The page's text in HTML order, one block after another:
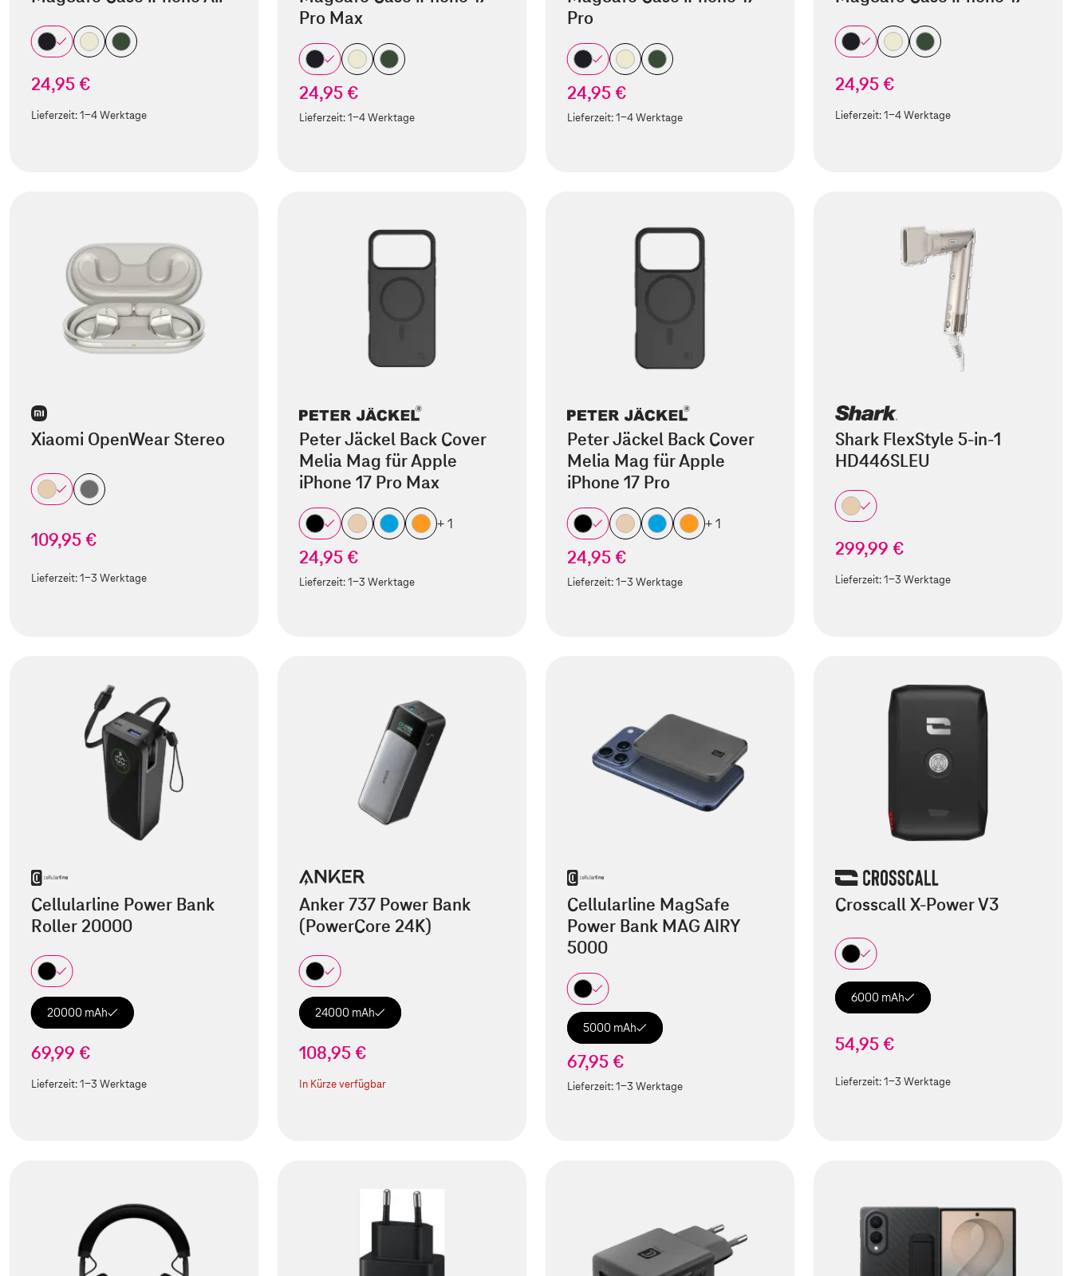
24,95 €
Lieferzeit:1-4 Werktage
Pro Max
24,95 €
Lieferzeit:1-4 Werktage
Pro
24,95 €
Lieferzeit:1-4 Werktage
24,95 €
Lieferzeit:1-4 Werktage
Xiaomi OpenWear Stereo
109,95 €
Lieferzeit:1-3 Werktage
Peter Jäckel Back Cover
Melia Mag für Apple
iPhone 17 Pro Max
+ 1
24,95 €
Lieferzeit:1-3 Werktage
Peter Jäckel Back Cover
Melia Mag für Apple
iPhone 17 Pro
+ 1
24,95 €
Lieferzeit:1-3 Werktage
Shark FlexStyle 5-in-1
HD446SLEU
299,99 €
Lieferzeit:1-3 Werktage
Cellularline Power Bank
Roller 20000
20000 mAh
69,99 €
Lieferzeit:1-3 Werktage
Anker 737 Power Bank
(PowerCore 24K)
24000 mAh
108,95 €
In Kürze verfügbar
Cellularline MagSafe
Power Bank MAG AIRY
5000
5000 mAh
67,95 €
Lieferzeit:1-3 Werktage
Crosscall X-Power V3
6000 mAh
54,95 €
Lieferzeit:1-3 Werktage